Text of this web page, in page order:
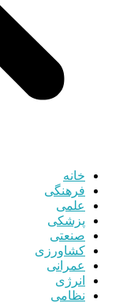
خانه
فرهنگی
علمی
پزشکی
صنعتی
کشاورزی
عمرانی
انرژی
نظامی